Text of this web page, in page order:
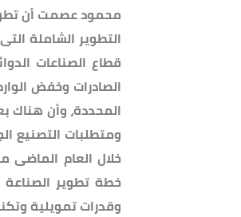
محمود عصمت أن
التطوير الشاملة
قطاع الصناعات
الصادرات وخفض
المحددة، وأن هناك
ومتطلبات التصنيع
خلال العام الماضى
خطة تطوير
وقدرات تمويلية